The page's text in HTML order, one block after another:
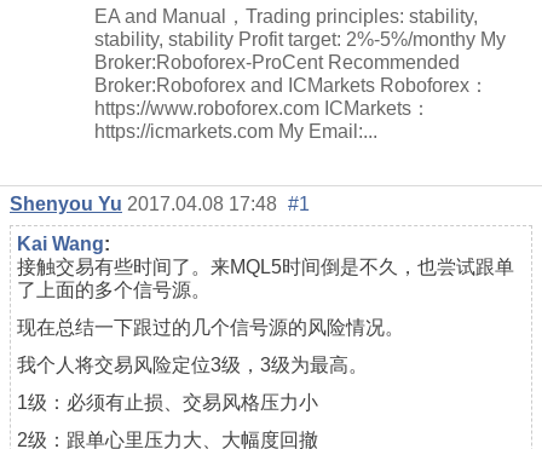
EA and Manual，Trading principles: stability,
stability, stability Profit target: 2%-5%/monthy My
Broker:Roboforex-ProCent Recommended
Broker:Roboforex and ICMarkets Roboforex：
https://www.roboforex.com ICMarkets：
https://icmarkets.com My Email:...
Shenyou Yu 2017.04.08 17:48 #1
Kai Wang:
接触交易有些时间了。来MQL5时间倒是不久，也尝试跟单
了上面的多个信号源。
现在总结一下跟过的几个信号源的风险情况。
我个人将交易风险定位3级，3级为最高。
1级：必须有止损、交易风格压力小
2级：跟单心里压力大、大幅度回撤